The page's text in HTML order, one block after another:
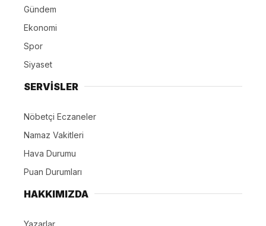
Gündem
Ekonomi
Spor
Siyaset
SERVİSLER
Nöbetçi Eczaneler
Namaz Vakitleri
Hava Durumu
Puan Durumları
HAKKIMIZDA
Yazarlar